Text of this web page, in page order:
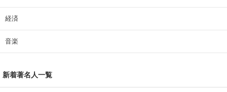
経済
音楽
新着著名人一覧